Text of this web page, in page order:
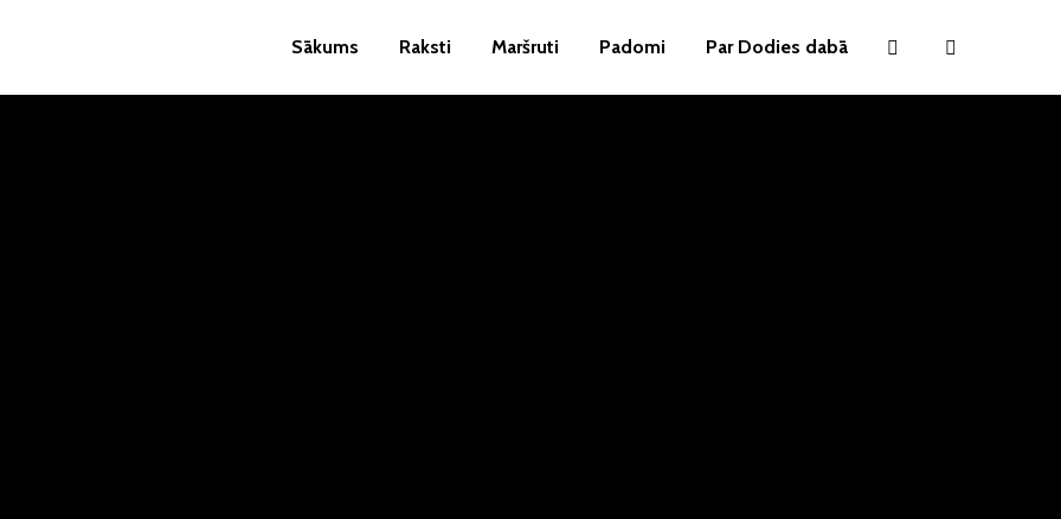
Sākums Raksti Maršruti Padomi Par Dodies dabā